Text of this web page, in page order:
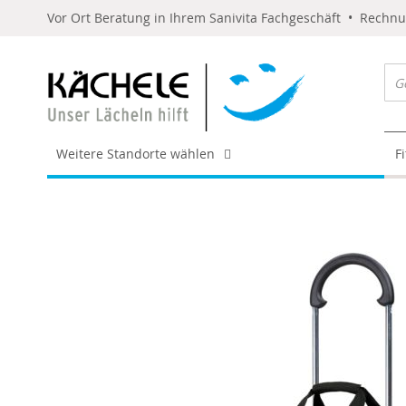
Vor Ort Beratung in Ihrem Sanivita Fachgeschäft •
Weitere Standorte wählen